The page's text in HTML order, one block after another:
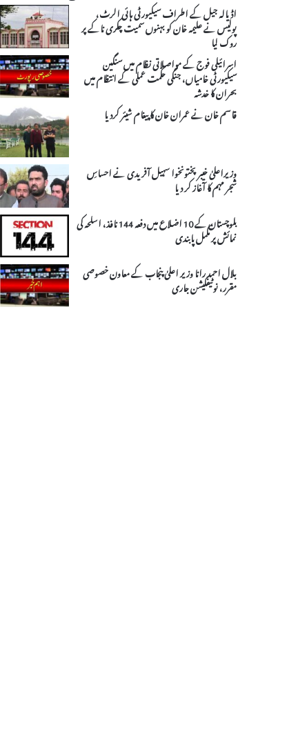
اڈیالہ جیل کے اطراف سیکیورٹی ہائی الرٹ،
پولیس نے علیمہ خان کو بہنوں سمیت چکری ناکے پر
روک لیا
اسرائیلی فوج کے مواصلاتی نظام میں سنگین
سیکیورٹی خامیاں، جنگی حکمت عملی کے انتظام میں
بحران کا خدشہ
قاسم خان نے عمران خان کا پیغام شیئر کردیا
وزیراعلیٰ خیبرپختونخوا سہیل آفریدی نے احساسِ
شجر مہم کا آغاز کر دیا
بلوچستان کے 10 اضلاع میں دفعہ 144 نافذ، اسلحہ کی
نمائش پر مکمل پابندی
بلال احمد رانا وزیر اعلیٰ پنجاب کے معاون خصوصی
مقرر، نوٹیفکیشن جاری